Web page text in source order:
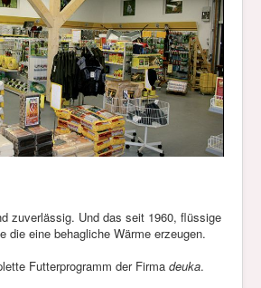
zuverlässig. Und das seit 1960, flüssige
die eine behagliche Wärme erzeugen.
Futterprogramm der Firma deuka.